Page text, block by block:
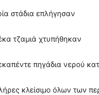
στάδια επλήγησαν
τζαμιά χτυπήθηκαν
πηγάδια νερού
κλείσιμο όλων των